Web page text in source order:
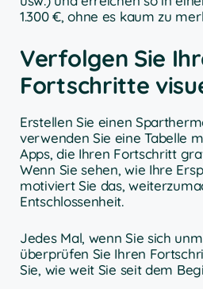
1.300 €, ohne es kaum zu
Verfolgen Sie
Fortschritte
Erstellen Sie einen
verwenden Sie eine Tabelle
Apps, die Ihren Fortschritt
Wenn Sie sehen, wie Ihre
motiviert Sie das,
Entschlossenheit.
Jedes Mal, wenn Sie sich
überprüfen Sie Ihren
Sie, wie weit Sie seit dem